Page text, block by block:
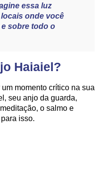
essa luz
onde você
sobre todo o
Haiaiel?
momento crítico na sua
seu anjo da guarda,
o salmo e
isso.